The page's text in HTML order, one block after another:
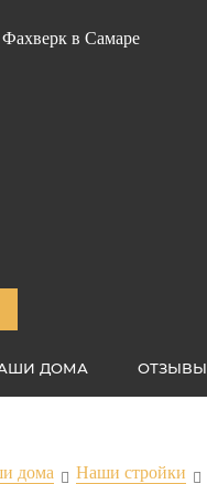
ДОМА ОТЗЫВЫ
дома Наши стройки